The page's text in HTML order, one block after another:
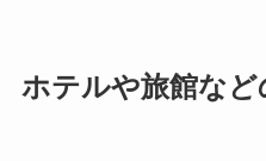
ホテルや旅館など